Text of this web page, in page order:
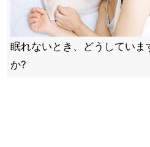
眠れないとき、どうしていま
か?